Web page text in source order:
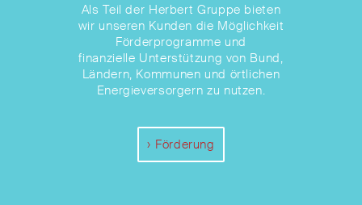
Als Teil der Herbert Gruppe bieten
wir unseren Kunden die Möglichkeit
Förderprogramme und
finanzielle Unterstützung von Bund,
Ländern, Kommunen und örtlichen
Energieversorgern zu nutzen.
Förderung